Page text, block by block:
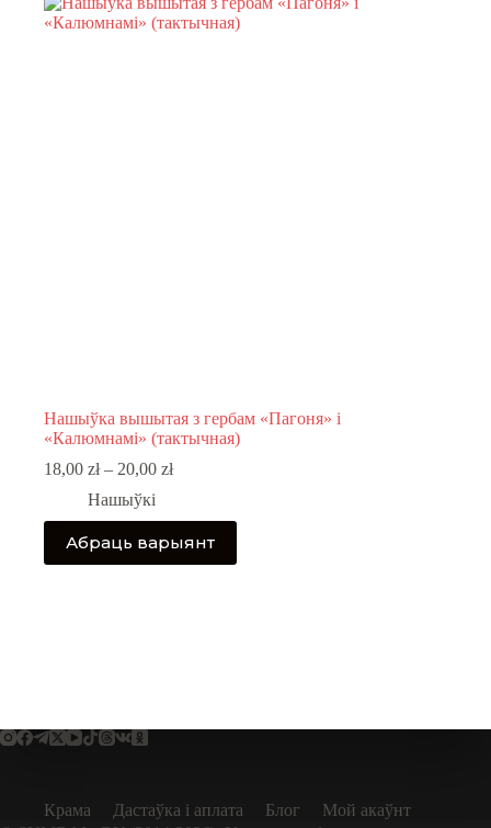
Нашыўка вышытая з гербам «Пагоня» і
«Калюмнамі» (тактычная)
18,00 zł – 20,00 złPrice
through
20,00 zł
Нашыўкі
Абраць варыянт
This
product
has
on
the
Крама
Дастаўка і аплата Блог
Мой акаўнт